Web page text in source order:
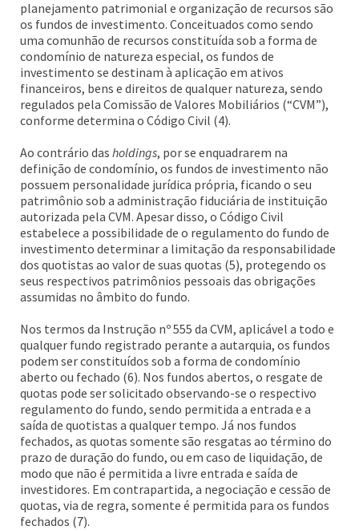
planejamento patrimonial e organização de recursos são
os fundos de investimento. Conceituados como sendo
uma comunhão de recursos constituída sob a forma de
condomínio de natureza especial, os fundos de
investimento se destinam à aplicação em ativos
financeiros, bens e direitos de qualquer natureza, sendo
regulados pela Comissão de Valores Mobiliários (“CVM”),
conforme determina o Código Civil (4).
Ao contrário das holdings, por se enquadrarem na
definição de condomínio, os fundos de investimento não
possuem personalidade jurídica própria, ficando o seu
patrimônio sob a administração fiduciária de instituição
autorizada pela CVM. Apesar disso, o Código Civil
estabelece a possibilidade de o regulamento do fundo de
investimento determinar a limitação da responsabilidade
dos quotistas ao valor de suas quotas (5), protegendo os
seus respectivos patrimônios pessoais das obrigações
assumidas no âmbito do fundo.
Nos termos da Instrução nº 555 da CVM, aplicável a todo e
qualquer fundo registrado perante a autarquia, os fundos
podem ser constituídos sob a forma de condomínio
aberto ou fechado (6). Nos fundos abertos, o resgate de
quotas pode ser solicitado observando-se o respectivo
regulamento do fundo, sendo permitida a entrada e a
saída de quotistas a qualquer tempo. Já nos fundos
fechados, as quotas somente são resgatas ao término do
prazo de duração do fundo, ou em caso de liquidação, de
modo que não é permitida a livre entrada e saída de
investidores. Em contrapartida, a negociação e cessão de
quotas, via de regra, somente é permitida para os fundos
fechados (7).